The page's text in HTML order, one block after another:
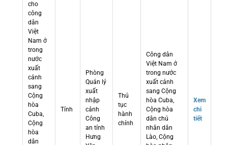
cho
công
dân
Việt
Nam ở
trong
nước
xuất
cảnh
sang
Cộng
hòa
Cuba,
Cộng
hòa
dân
Tỉnh
Phòng
Quản lý
xuất
nhập
cảnh
Công
an tỉnh
Hưng
Thủ
tục
hành
chính
Công dân
Việt Nam ở
trong nước
xuất cảnh
sang Cộng
hòa Cuba,
Cộng hòa
dân chủ
nhân dân
Lào, Cộng
Xem
chi
tiết